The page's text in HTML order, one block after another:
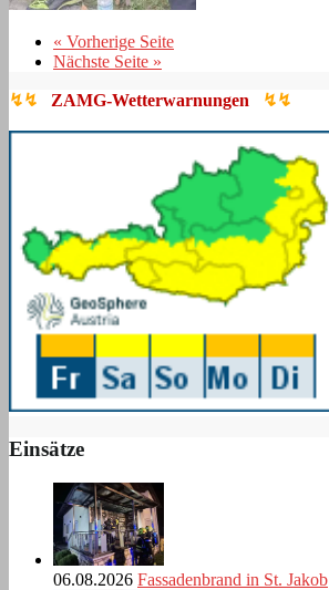
« Vorherige Seite
Nächste Seite »
↯↯ ZAMG-Wetterwarnungen ↯↯
Einsätze
06.08.2026 Fassadenbrand in St. Jakob